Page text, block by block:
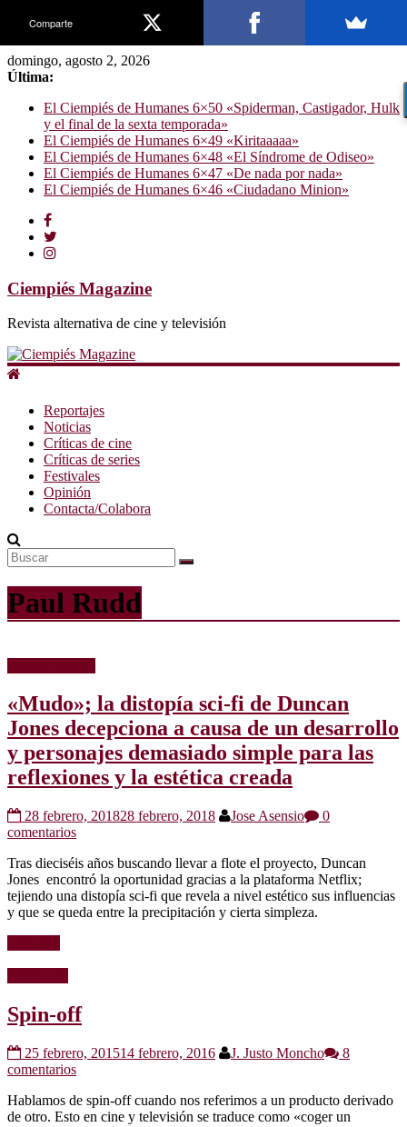
domingo, agosto 2, 2026
Última:
El Ciempiés de Humanes 6×50 «Spiderman, Castigador, Hulk
y el final de la sexta temporada»
El Ciempiés de Humanes 6×49 «Kiritaaaaa»
El Ciempiés de Humanes 6×48 «El Síndrome de Odiseo»
El Ciempiés de Humanes 6×47 «De nada por nada»
El Ciempiés de Humanes 6×46 «Ciudadano Minion»
Ciempiés Magazine
Revista alternativa de cine y televisión
Reportajes
Noticias
Críticas de cine
Críticas de series
Festivales
Opinión
Contacta/Colabora
Paul Rudd
«Mudo»; la distopía sci-fi de Duncan
Jones decepciona a causa de un desarrollo
y personajes demasiado simple para las
reflexiones y la estética creada
28 febrero, 201828 febrero, 2018 Jose Asensio
0
comentarios
Tras dieciséis años buscando llevar a flote el proyecto, Duncan
Jones encontró la oportunidad gracias a la plataforma Netflix;
tejiendo una distopía sci-fi que revela a nivel estético sus influencias
y que se queda entre la precipitación y cierta simpleza.
Spin-off
25 febrero, 201514 febrero, 2016 J. Justo Moncho
8
comentarios
Hablamos de spin-off cuando nos referimos a un producto derivado
de otro. Esto en cine y televisión se traduce como «coger un
Comparte